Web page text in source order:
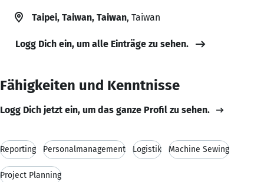
Taipei, Taiwan, Taiwan, Taiwan
Logg Dich ein, um alle Einträge zu sehen.
Fähigkeiten und Kenntnisse
Logg Dich jetzt ein, um das ganze Profil zu sehen.
Reporting Personalmanagement Logistik Machine Sewing
Project Planning